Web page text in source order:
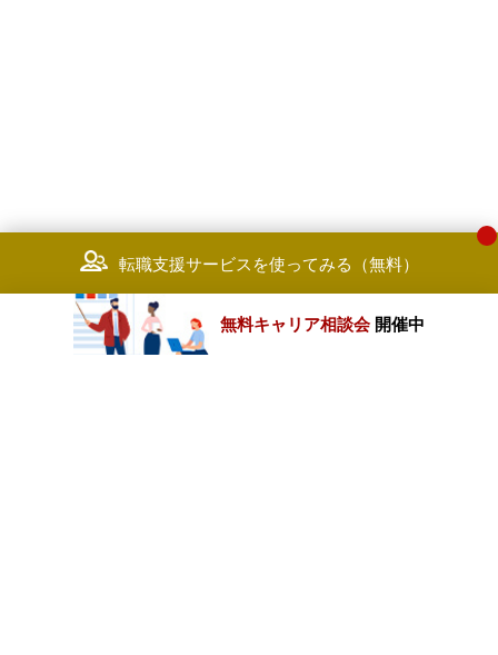
転職支援サービスを使ってみる（無料）
無料キャリア相談会 開催中